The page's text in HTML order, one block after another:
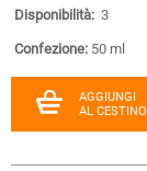
Disponibilità: 3
Confezione: 50 ml
AGGIUNGI
AL CESTINO